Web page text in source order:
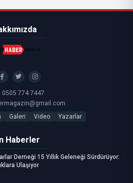
0505 774 7447
Galeri Video Yazarlar
Haberler
Derneği 15 Yıllık Geleneği Sürdürüyor:
Ulaşıyor